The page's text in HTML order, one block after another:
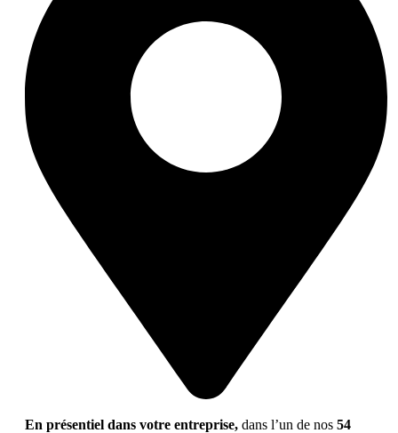
En présentiel dans votre entreprise, dans l’un de nos 54